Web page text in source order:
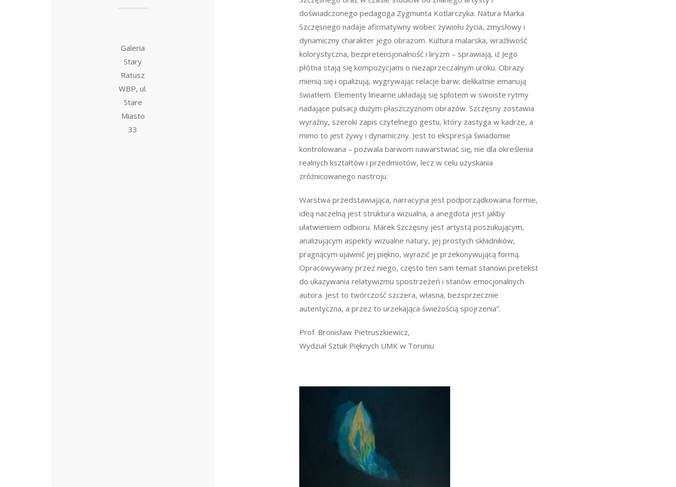
doświadczonego pedagoga Zygmunta Kotlarczyka. Natura Marka
Szczęsnego nadaje afirmatywny wobec żywiołu życia, zmysłowy i
dynamiczny charakter jego obrazom. Kultura malarska, wrażliwość
kolorystyczna, bezpretensjonalność i liryzm – sprawiają, iż Jego
płótna stają się kompozycjami o niezaprzeczalnym uroku. Obrazy
mienią się i opalizują, wygrywając relacje barw; delikatnie emanują
światłem. Elementy linearne układają się splotem w swoiste rytmy
nadające pulsacji dużym płaszczyznom obrazów. Szczęsny zostawia
wyraźny, szeroki zapis czytelnego gestu, który zastyga w kadrze, a
mimo to jest żywy i dynamiczny. Jest to ekspresja świadomie
kontrolowana – pozwala barwom nawarstwiać się, nie dla określenia
realnych kształtów i przedmiotów, lecz w celu uzyskania
zróżnicowanego nastroju.
Warstwa przedstawiająca, narracyjna jest podporządkowana formie,
ideą naczelną jest struktura wizualna, a anegdota jest jakby
ułatwieniem odbioru. Marek Szczęsny jest artystą poszukującym,
analizującym aspekty wizualne natury, jej prostych składników,
pragnącym ujawnić jej piękno, wyrazić je przekonywującą formą.
Opracowywany przez niego, często ten sam temat stanowi pretekst
do ukazywania relatywizmu spostrzeżeń i stanów emocjonalnych
autora. Jest to twórczość szczera, własna, bezsprzecznie
autentyczna, a przez to urzekająca świeżością spojrzenia”.
Prof. Bronisław Pietruszkiewicz,
Wydział Sztuk Pięknych UMK w Toruniu
Galeria
Stary
Ratusz
WBP, ul.
Stare
Miasto
33